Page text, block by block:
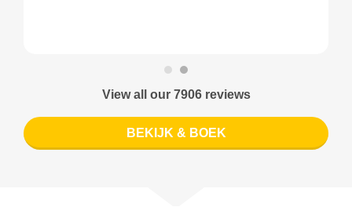
View all our 7906 reviews
BEKIJK & BOEK